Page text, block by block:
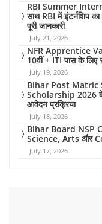
RBI Summer
साथ RBI में इंटर्नशिप
पूरी जानकारी
July 21, 2026
NFR Apprentice
10वीं + ITI पास के लिए
July 19, 2026
Bihar Post Matric
Scholarship 2026 के
आवेदन प्रक्रिया
July 18, 2026
Bihar Board NSP
Science, Arts और
July 17, 2026